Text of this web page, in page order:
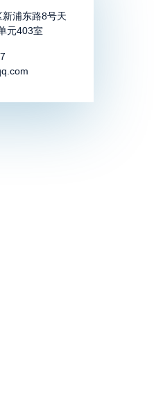
浦东路8号天
元403室